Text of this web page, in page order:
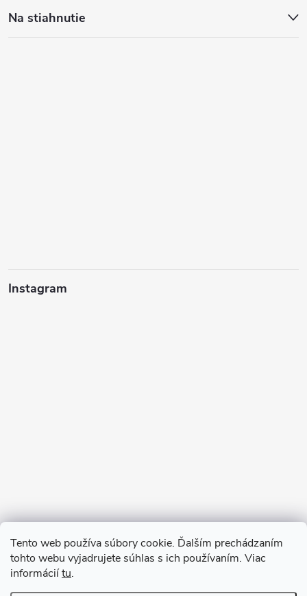
Tento web používa súbory cookie. Ďalším prechádzaním
tohto webu vyjadrujete súhlas s ich používaním. Viac
informáciítu.
Na stiahnutie
Instagram